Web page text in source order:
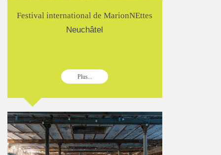
Festival international de MarionNEttes
Neuchâtel
Plus...